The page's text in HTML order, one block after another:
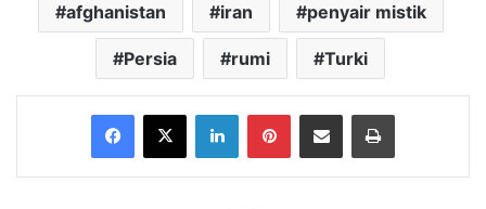
afghanistan iran penyair mistik
Persia rumi Turki
Facebook
X LinkedInPinterestShare via Email Print